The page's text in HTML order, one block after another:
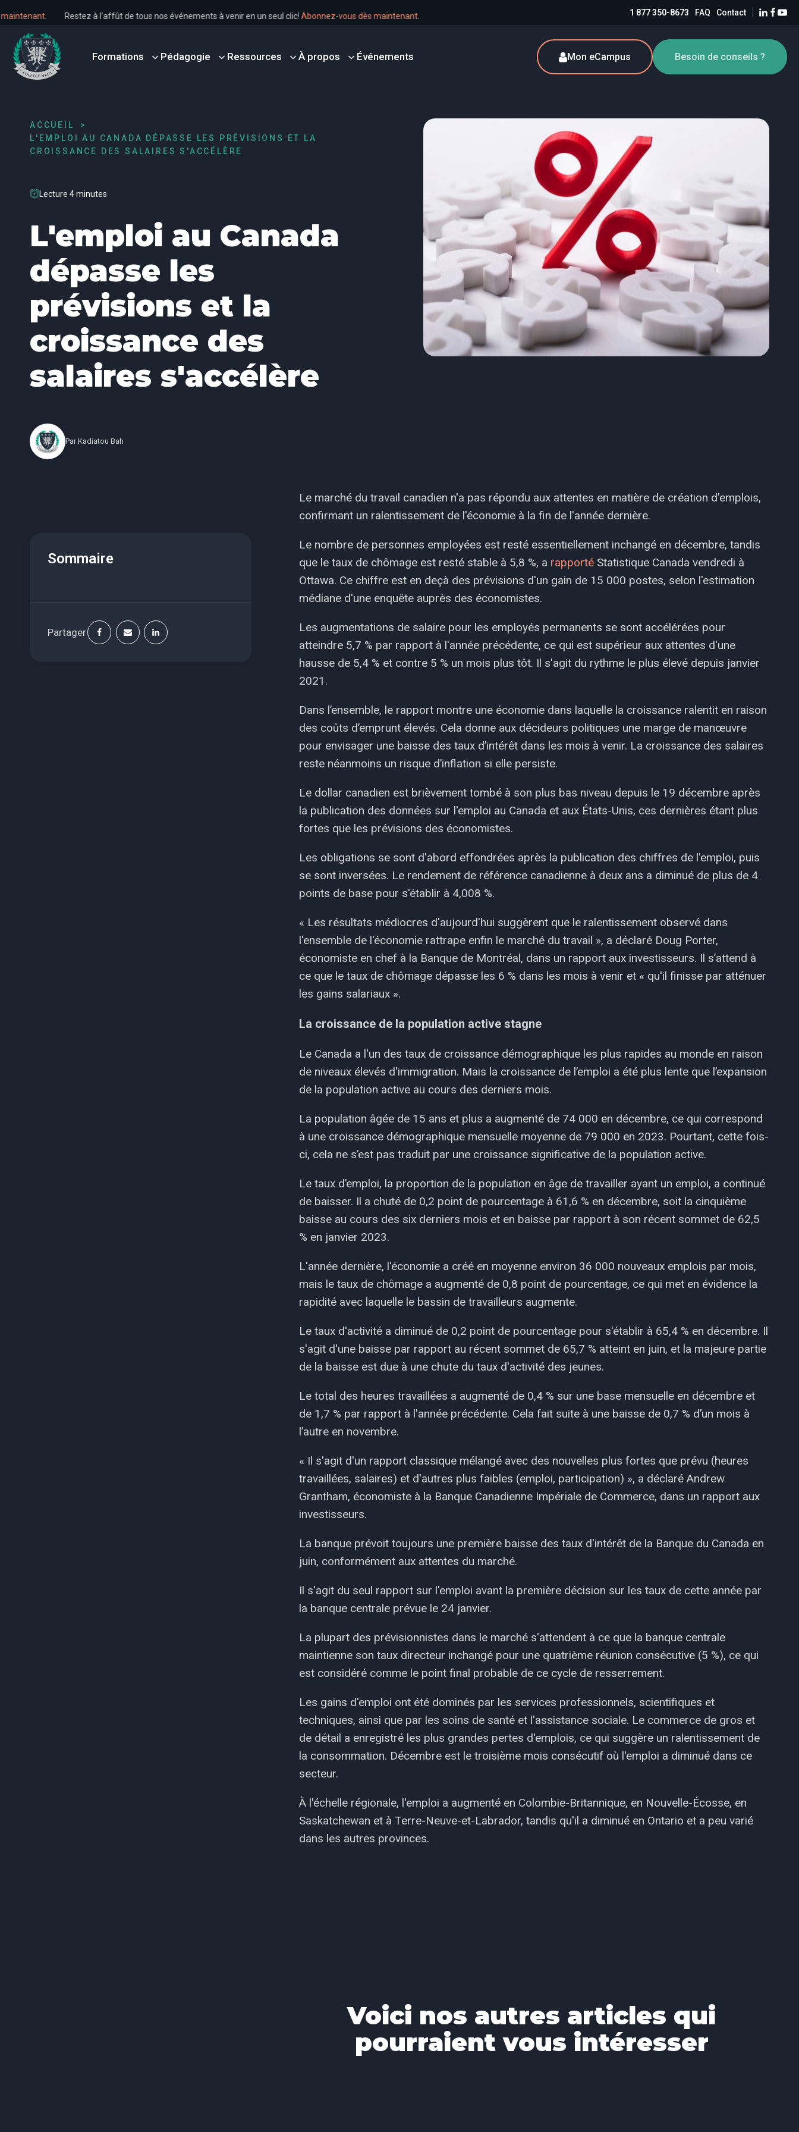
dès maintenant. Restez à l’affût de tous nos événements à venir en un seul clic!Abonnez-vous dès maintenant 1 877 350-8673 FAQ Contact
Formations Pédagogie Ressources À propos Événements Mon eCampus Besoin de conseils ?
ACCUEIL
L'EMPLOI AU CANADA DÉPASSE LES PRÉVISIONS ET LA
CROISSANCE DES SALAIRES S'ACCÉLÈRE
Lecture 4 minutes
L'emploi au Canada
dépasse les
prévisions et la
croissance des
salaires s'accélère
Par Kadiatou Bah
Sommaire
Partager
Le marché du travail canadien n'a pas répondu aux attentes en matière de création d'emplois,
confirmant un ralentissement de l'économie à la fin de l'année dernière.
Le nombre de personnes employées est resté essentiellement inchangé en décembre, tandis
que le taux de chômage est resté stable à 5,8 %, a rapporté Statistique Canada vendredi à
Ottawa. Ce chiffre est en deçà des prévisions d'un gain de 15 000 postes, selon l'estimation
médiane d'une enquête auprès des économistes.
Les augmentations de salaire pour les employés permanents se sont accélérées pour
atteindre 5,7 % par rapport à l'année précédente, ce qui est supérieur aux attentes d'une
hausse de 5,4 % et contre 5 % un mois plus tôt. Il s'agit du rythme le plus élevé depuis janvier
2021.
Dans l’ensemble, le rapport montre une économie dans laquelle la croissance ralentit en raison
des coûts d’emprunt élevés. Cela donne aux décideurs politiques une marge de manœuvre
pour envisager une baisse des taux d’intérêt dans les mois à venir. La croissance des salaires
reste néanmoins un risque d’inflation si elle persiste.
Le dollar canadien est brièvement tombé à son plus bas niveau depuis le 19 décembre après
la publication des données sur l'emploi au Canada et aux États-Unis, ces dernières étant plus
fortes que les prévisions des économistes.
Les obligations se sont d'abord effondrées après la publication des chiffres de l'emploi, puis
se sont inversées. Le rendement de référence canadienne à deux ans a diminué de plus de 4
points de base pour s'établir à 4,008 %.
« Les résultats médiocres d'aujourd'hui suggèrent que le ralentissement observé dans
l'ensemble de l'économie rattrape enfin le marché du travail », a déclaré Doug Porter,
économiste en chef à la Banque de Montréal, dans un rapport aux investisseurs. Il s’attend à
ce que le taux de chômage dépasse les 6 % dans les mois à venir et « qu'il finisse par atténuer
les gains salariaux ».
La croissance de la population active stagne
Le Canada a l'un des taux de croissance démographique les plus rapides au monde en raison
de niveaux élevés d'immigration. Mais la croissance de l’emploi a été plus lente que l’expansion
de la population active au cours des derniers mois.
La population âgée de 15 ans et plus a augmenté de 74 000 en décembre, ce qui correspond
à une croissance démographique mensuelle moyenne de 79 000 en 2023. Pourtant, cette fois-
ci, cela ne s’est pas traduit par une croissance significative de la population active.
Le taux d’emploi, la proportion de la population en âge de travailler ayant un emploi, a continué
de baisser. Il a chuté de 0,2 point de pourcentage à 61,6 % en décembre, soit la cinquième
baisse au cours des six derniers mois et en baisse par rapport à son récent sommet de 62,5
% en janvier 2023.
L'année dernière, l'économie a créé en moyenne environ 36 000 nouveaux emplois par mois,
mais le taux de chômage a augmenté de 0,8 point de pourcentage, ce qui met en évidence la
rapidité avec laquelle le bassin de travailleurs augmente.
Le taux d'activité a diminué de 0,2 point de pourcentage pour s'établir à 65,4 % en décembre. Il
s'agit d'une baisse par rapport au récent sommet de 65,7 % atteint en juin, et la majeure partie
de la baisse est due à une chute du taux d'activité des jeunes.
Le total des heures travaillées a augmenté de 0,4 % sur une base mensuelle en décembre et
de 1,7 % par rapport à l'année précédente. Cela fait suite à une baisse de 0,7 % d’un mois à
l’autre en novembre.
« Il s'agit d'un rapport classique mélangé avec des nouvelles plus fortes que prévu (heures
travaillées, salaires) et d'autres plus faibles (emploi, participation) », a déclaré Andrew
Grantham, économiste à la Banque Canadienne Impériale de Commerce, dans un rapport aux
investisseurs.
La banque prévoit toujours une première baisse des taux d'intérêt de la Banque du Canada en
juin, conformément aux attentes du marché.
Il s'agit du seul rapport sur l'emploi avant la première décision sur les taux de cette année par
la banque centrale prévue le 24 janvier.
La plupart des prévisionnistes dans le marché s'attendent à ce que la banque centrale
maintienne son taux directeur inchangé pour une quatrième réunion consécutive (5 %), ce qui
est considéré comme le point final probable de ce cycle de resserrement.
Les gains d'emploi ont été dominés par les services professionnels, scientifiques et
techniques, ainsi que par les soins de santé et l'assistance sociale. Le commerce de gros et
de détail a enregistré les plus grandes pertes d'emplois, ce qui suggère un ralentissement de
la consommation. Décembre est le troisième mois consécutif où l'emploi a diminué dans ce
secteur.
À l'échelle régionale, l'emploi a augmenté en Colombie-Britannique, en Nouvelle-Écosse, en
Saskatchewan et à Terre-Neuve-et-Labrador, tandis qu'il a diminué en Ontario et a peu varié
dans les autres provinces.
Voici nos autres articles qui
pourraient vous intéresser